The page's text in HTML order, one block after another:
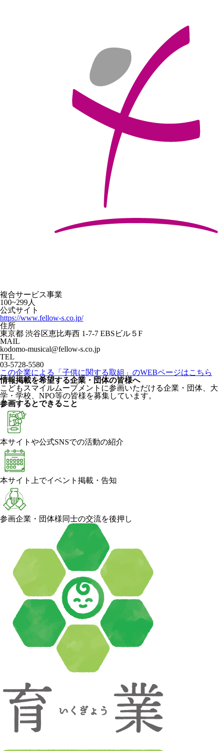
複合サービス事業
100~299人
公式サイト
https://www.fellow-s.co.jp/
住所
東京都 渋谷区恵比寿西 1-7-7 EBSビル５F
MAIL
kodomo-musical@fellow-s.co.jp
TEL
03-5728-5580
この企業による「子供に関する取組」のWEBページはこちら
情報掲載を希望する企業・団体の皆様へ
こどもスマイルムーブメントに参画いただける企業・団体、大
学・学校、NPO等の皆様を募集しています。
参画するとできること
本サイトや公式SNSでの活動の紹介
本サイト上でイベント掲載・告知
参画企業・団体様同士の交流を後押し